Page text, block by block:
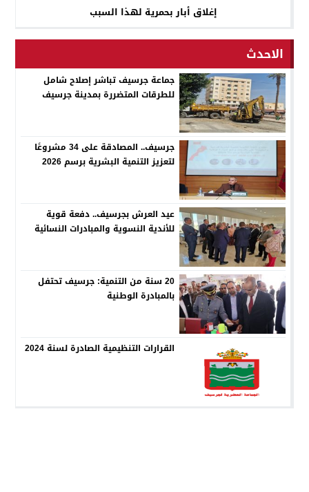
إغلاق أبار بحمرية لهذا السبب
الاحدث
جماعة جرسيف تباشر إصلاح شامل
للطرقات المتضررة بمدينة جرسيف
جرسيف.. المصادقة على 34 مشروعًا
لتعزيز التنمية البشرية برسم 2026
عيد العرش بجرسيف.. دفعة قوية
للأندية النسوية والمبادرات النسائية
20 سنة من التنمية: جرسيف تحتفل
بالمبادرة الوطنية
القرارات التنظيمية الصادرة لسنة 2024